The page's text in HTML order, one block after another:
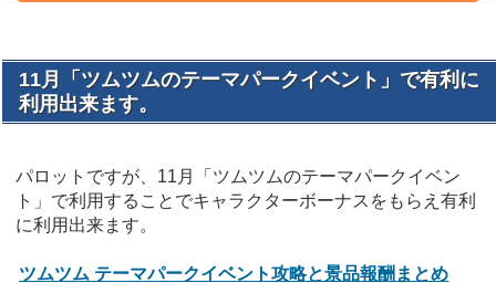
11月「ツムツムのテーマパークイベント」で有利に
利用出来ます。
パロットですが、11月「ツムツムのテーマパークイベン
ト」で利用することでキャラクターボーナスをもらえ有利
に利用出来ます。
ツムツム テーマパークイベント攻略と景品報酬まとめ